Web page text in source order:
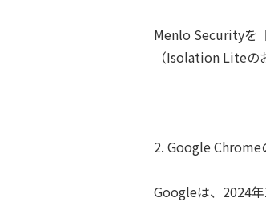
Menlo Securityを
（Isolation Liteの
2. Google Chrome
Googleは、2024